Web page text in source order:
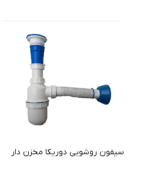
سیفون روشویی دوریکا مخزن دار